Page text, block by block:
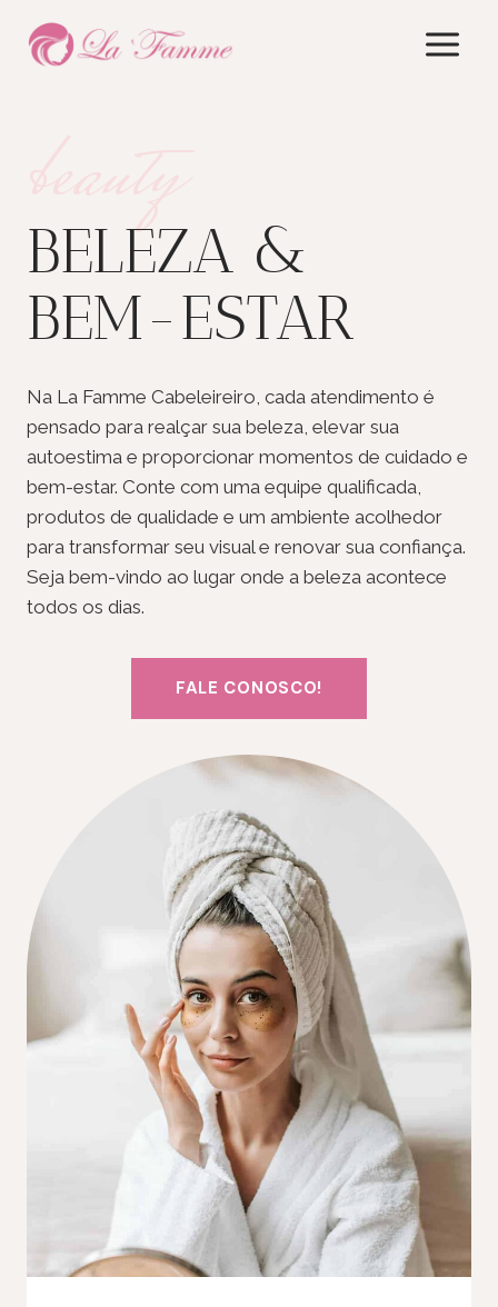
content
BELEZA &
BEM-ESTAR
Na La Famme Cabeleireiro, cada atendimento é
pensado para realçar sua beleza, elevar sua
autoestima e proporcionar momentos de cuidado e
bem-estar. Conte com uma equipe qualificada,
produtos de qualidade e um ambiente acolhedor
para transformar seu visual e renovar sua confiança.
Seja bem-vindo ao lugar onde a beleza acontece
todos os dias.
FALE CONOSCO!